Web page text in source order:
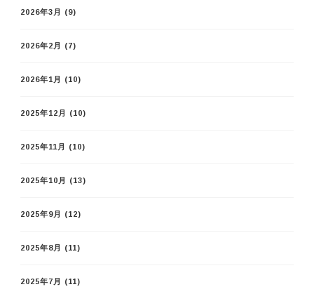
2026年3月 (9)
2026年2月 (7)
2026年1月 (10)
2025年12月 (10)
2025年11月 (10)
2025年10月 (13)
2025年9月 (12)
2025年8月 (11)
2025年7月 (11)